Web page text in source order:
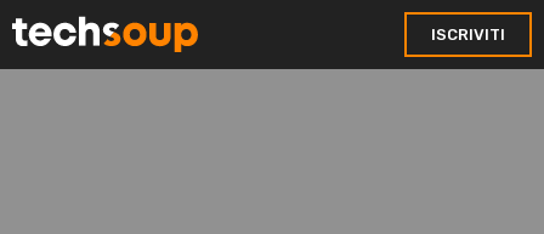
ISCRIVITI